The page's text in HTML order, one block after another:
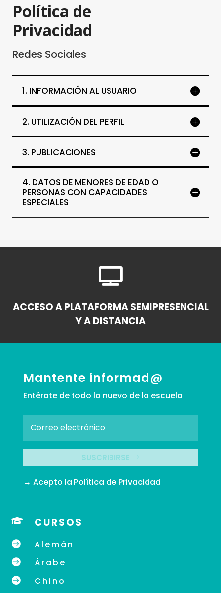
Política de
Privacidad
Redes Sociales
1. INFORMACIÓN AL USUARIO
2. UTILIZACIÓN DEL PERFIL
3. PUBLICACIONES
4. DATOS DE MENORES DE EDAD O
PERSONAS CON CAPACIDADES
ESPECIALES

ACCESO A PLATAFORMA SEMIPRESENCIAL
Y A DISTANCIA
Mantente informad@
Entérate de todo lo nuevo de la escuela
SUSCRIBIRSE
→ Acepto la Política de Privacidad
 CURSOS
 Alemán
 Árabe
 Chino